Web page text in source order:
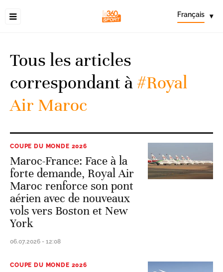
Français ▾
Tous les articles
correspondant à#Royal
Air Maroc
COUPE DU MONDE 2026
Maroc-France: Face à la
forte demande, Royal Air
Maroc renforce son pont
aérien avec de nouveaux
vols vers Boston et New
York
06.07.2026 - 12:08
COUPE DU MONDE 2026